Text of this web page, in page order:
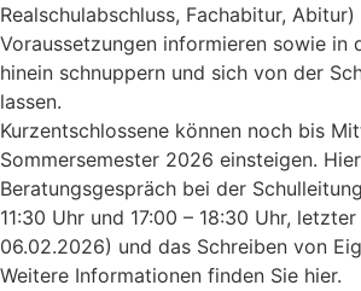
Realschulabschluss, Fachabitur,
Voraussetzungen informieren sowie in
hinein schnuppern und sich von der
lassen.
Kurzentschlossene können noch bis
Sommersemester 2026 einsteigen.
Beratungsgespräch bei der
11:30 Uhr und 17:00 – 18:30 Uhr,
06.02.2026) und das Schreiben von
Weitere Informationen finden Sie hier.